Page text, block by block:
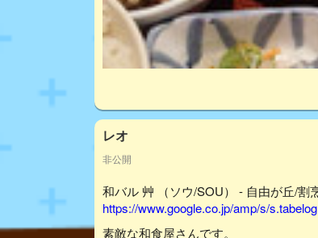
レオ
非公開
和バル 艸 （ソウ/SOU） - 自由が丘/割
https://www.google.co.jp/amp/s/
素敵な和食屋さんです。